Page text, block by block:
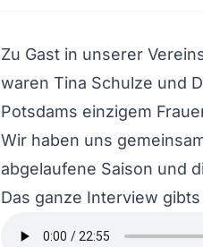
Zu Gast in unserer
waren Tina Schulze und
Potsdams einzigem
Wir haben uns
abgelaufene Saison und
Das ganze Interview